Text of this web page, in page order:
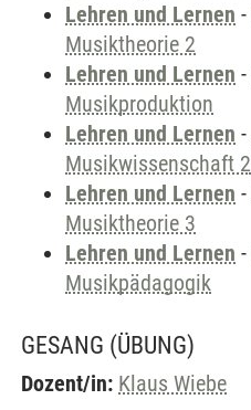
Lehren und Lernen -
Musiktheorie 2
Lehren und Lernen -
Musikproduktion
Lehren und Lernen -
Musikwissenschaft 2
Lehren und Lernen -
Musiktheorie 3
Lehren und Lernen -
Musikpädagogik
GESANG (ÜBUNG)
Dozent/in: Klaus Wiebe